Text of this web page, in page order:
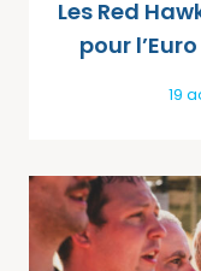
Les Red
pour
19